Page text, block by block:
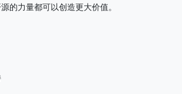
的力量都可以创造更大价值。